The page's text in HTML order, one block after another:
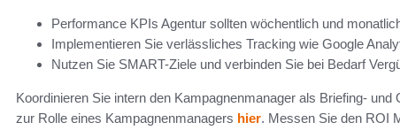
Performance KPIs Agentur sollten wöchentlich und
Implementieren Sie verlässliches Tracking wie Google
Nutzen Sie SMART-Ziele und verbinden Sie bei Bedarf
Koordinieren Sie intern den Kampagnenmanager als Briefing-
zur Rolle eines Kampagnenmanagers hier. Messen Sie den ROI